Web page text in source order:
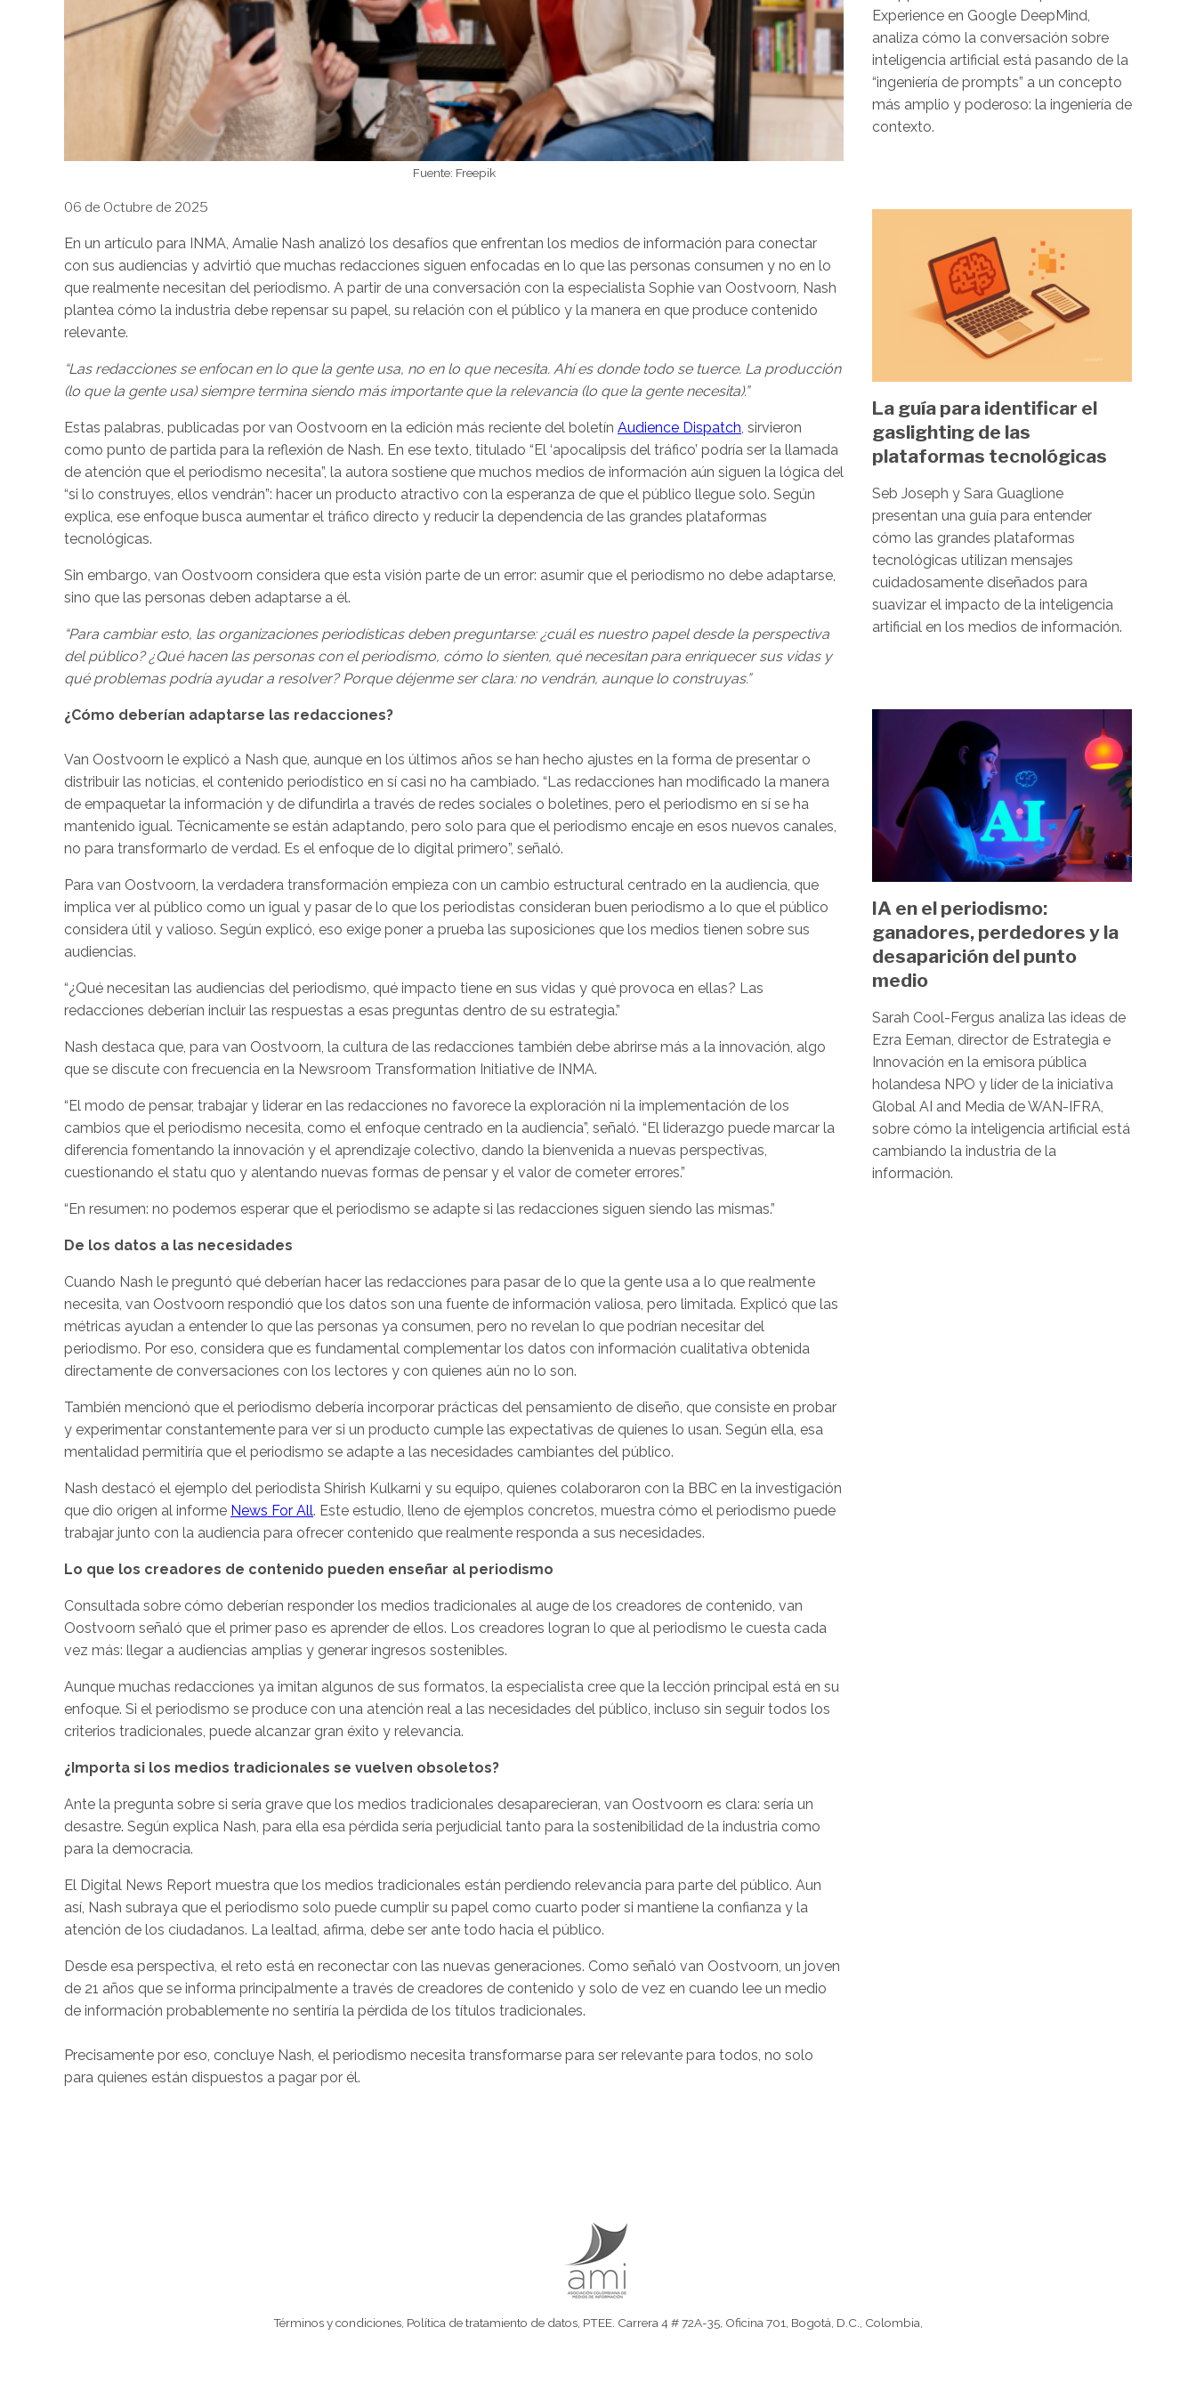
Fuente: Freepik
06 de Octubre de 2025
En un artículo para INMA, Amalie Nash analizó los desafíos que enfrentan los medios de información para conectar
con sus audiencias y advirtió que muchas redacciones siguen enfocadas en lo que las personas consumen y no en lo
que realmente necesitan del periodismo. A partir de una conversación con la especialista Sophie van Oostvoorn, Nash
plantea cómo la industria debe repensar su papel, su relación con el público y la manera en que produce contenido
relevante.
“Las redacciones se enfocan en lo que la gente usa, no en lo que necesita. Ahí es donde todo se tuerce. La producción
(lo que la gente usa) siempre termina siendo más importante que la relevancia (lo que la gente necesita).”
Estas palabras, publicadas por van Oostvoorn en la edición más reciente del boletín Audience Dispatch, sirvieron
como punto de partida para la reflexión de Nash. En ese texto, titulado “El ‘apocalipsis del tráfico’ podría ser la llamada
de atención que el periodismo necesita”, la autora sostiene que muchos medios de información aún siguen la lógica del
“si lo construyes, ellos vendrán”: hacer un producto atractivo con la esperanza de que el público llegue solo. Según
explica, ese enfoque busca aumentar el tráfico directo y reducir la dependencia de las grandes plataformas
tecnológicas.
Sin embargo, van Oostvoorn considera que esta visión parte de un error: asumir que el periodismo no debe adaptarse,
sino que las personas deben adaptarse a él.
“Para cambiar esto, las organizaciones periodísticas deben preguntarse: ¿cuál es nuestro papel desde la perspectiva
del público? ¿Qué hacen las personas con el periodismo, cómo lo sienten, qué necesitan para enriquecer sus vidas y
qué problemas podría ayudar a resolver? Porque déjenme ser clara: no vendrán, aunque lo construyas.”
¿Cómo deberían adaptarse las redacciones?
Van Oostvoorn le explicó a Nash que, aunque en los últimos años se han hecho ajustes en la forma de presentar o
distribuir las noticias, el contenido periodístico en sí casi no ha cambiado. “Las redacciones han modificado la manera
de empaquetar la información y de difundirla a través de redes sociales o boletines, pero el periodismo en sí se ha
mantenido igual. Técnicamente se están adaptando, pero solo para que el periodismo encaje en esos nuevos canales,
no para transformarlo de verdad. Es el enfoque de lo digital primero”, señaló.
Para van Oostvoorn, la verdadera transformación empieza con un cambio estructural centrado en la audiencia, que
implica ver al público como un igual y pasar de lo que los periodistas consideran buen periodismo a lo que el público
considera útil y valioso. Según explicó, eso exige poner a prueba las suposiciones que los medios tienen sobre sus
audiencias.
“¿Qué necesitan las audiencias del periodismo, qué impacto tiene en sus vidas y qué provoca en ellas? Las
redacciones deberían incluir las respuestas a esas preguntas dentro de su estrategia.”
Nash destaca que, para van Oostvoorn, la cultura de las redacciones también debe abrirse más a la innovación, algo
que se discute con frecuencia en la Newsroom Transformation Initiative de INMA.
“El modo de pensar, trabajar y liderar en las redacciones no favorece la exploración ni la implementación de los
cambios que el periodismo necesita, como el enfoque centrado en la audiencia”, señaló. “El liderazgo puede marcar la
diferencia fomentando la innovación y el aprendizaje colectivo, dando la bienvenida a nuevas perspectivas,
cuestionando el statu quo y alentando nuevas formas de pensar y el valor de cometer errores.”
“En resumen: no podemos esperar que el periodismo se adapte si las redacciones siguen siendo las mismas.”
De los datos a las necesidades
Cuando Nash le preguntó qué deberían hacer las redacciones para pasar de lo que la gente usa a lo que realmente
necesita, van Oostvoorn respondió que los datos son una fuente de información valiosa, pero limitada. Explicó que las
métricas ayudan a entender lo que las personas ya consumen, pero no revelan lo que podrían necesitar del
periodismo. Por eso, considera que es fundamental complementar los datos con información cualitativa obtenida
directamente de conversaciones con los lectores y con quienes aún no lo son.
También mencionó que el periodismo debería incorporar prácticas del pensamiento de diseño, que consiste en probar
y experimentar constantemente para ver si un producto cumple las expectativas de quienes lo usan. Según ella, esa
mentalidad permitiría que el periodismo se adapte a las necesidades cambiantes del público.
Nash destacó el ejemplo del periodista Shirish Kulkarni y su equipo, quienes colaboraron con la BBC en la investigación
que dio origen al informe News For All. Este estudio, lleno de ejemplos concretos, muestra cómo el periodismo puede
trabajar junto con la audiencia para ofrecer contenido que realmente responda a sus necesidades.
Lo que los creadores de contenido pueden enseñar al periodismo
Consultada sobre cómo deberían responder los medios tradicionales al auge de los creadores de contenido, van
Oostvoorn señaló que el primer paso es aprender de ellos. Los creadores logran lo que al periodismo le cuesta cada
vez más: llegar a audiencias amplias y generar ingresos sostenibles.
Aunque muchas redacciones ya imitan algunos de sus formatos, la especialista cree que la lección principal está en su
enfoque. Si el periodismo se produce con una atención real a las necesidades del público, incluso sin seguir todos los
criterios tradicionales, puede alcanzar gran éxito y relevancia.
¿Importa si los medios tradicionales se vuelven obsoletos?
Ante la pregunta sobre si sería grave que los medios tradicionales desaparecieran, van Oostvoorn es clara: sería un
desastre. Según explica Nash, para ella esa pérdida sería perjudicial tanto para la sostenibilidad de la industria como
para la democracia.
El Digital News Report muestra que los medios tradicionales están perdiendo relevancia para parte del público. Aun
así, Nash subraya que el periodismo solo puede cumplir su papel como cuarto poder si mantiene la confianza y la
atención de los ciudadanos. La lealtad, afirma, debe ser ante todo hacia el público.
Desde esa perspectiva, el reto está en reconectar con las nuevas generaciones. Como señaló van Oostvoorn, un joven
de 21 años que se informa principalmente a través de creadores de contenido y solo de vez en cuando lee un medio
de información probablemente no sentiría la pérdida de los títulos tradicionales.
Precisamente por eso, concluye Nash, el periodismo necesita transformarse para ser relevante para todos, no solo
para quienes están dispuestos a pagar por él.
Experience en Google DeepMind,
analiza cómo la conversación sobre
inteligencia artificial está pasando de la
“ingeniería de prompts” a un concepto
más amplio y poderoso: la ingeniería de
contexto.
La guía para identificar el
gaslighting de las
plataformas tecnológicas
Seb Joseph y Sara Guaglione
presentan una guía para entender
cómo las grandes plataformas
tecnológicas utilizan mensajes
cuidadosamente diseñados para
suavizar el impacto de la inteligencia
artificial en los medios de información.
IA en el periodismo:
ganadores, perdedores y la
desaparición del punto
medio
Sarah Cool-Fergus analiza las ideas de
Ezra Eeman, director de Estrategia e
Innovación en la emisora pública
holandesa NPO y líder de la iniciativa
Global AI and Media de WAN-IFRA,
sobre cómo la inteligencia artificial está
cambiando la industria de la
información.
Términos y condiciones Política de tratamiento de datos PTEE. Carrera 4 # 72A-35, Oficina 701, Bogotá, D.C., Colombia,